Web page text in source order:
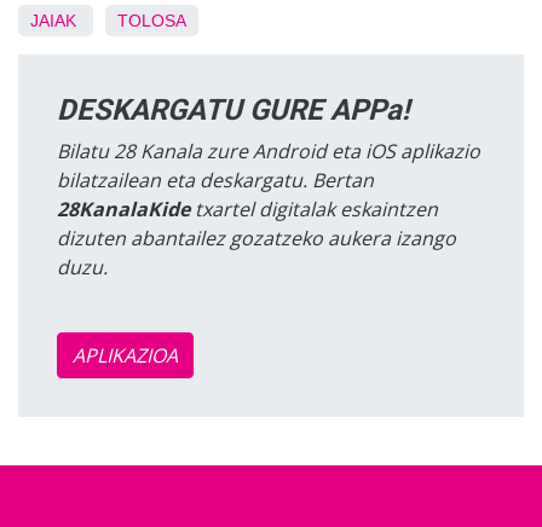
JAIAK TOLOSA
DESKARGATU GURE APPa!
Bilatu 28 Kanala zure Android eta iOS aplikazio
bilatzailean eta deskargatu. Bertan
28KanalaKidetxartel digitalak eskaintzen
dizuten abantailez gozatzeko aukera izango
duzu.
APLIKAZIOA